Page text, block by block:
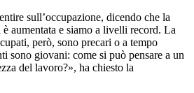
sull’occupazione, dicendo che la
aumentata e siamo a livelli record. La
però, sono precari o a tempo
sono giovani: come si può pensare a un
del lavoro?», ha chiesto la